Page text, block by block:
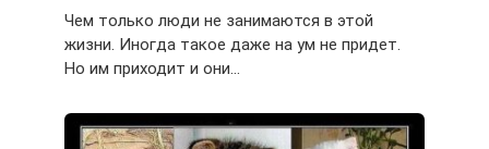
Чем только люди не занимаются в этой
жизни. Иногда такое даже на ум не придет.
Но им приходит и они…